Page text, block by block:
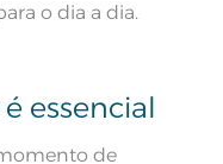
extra de conforto com 8
a 40ºC com processo
Proibido alvejar; Secar
de 60ºC; Proibido passar;
o dia a dia.
essencial
de